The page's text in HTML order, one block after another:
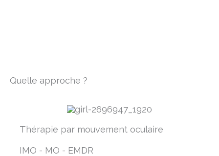
Quelle approche ?
Thérapie par mouvement oculaire
IMO - MO - EMDR